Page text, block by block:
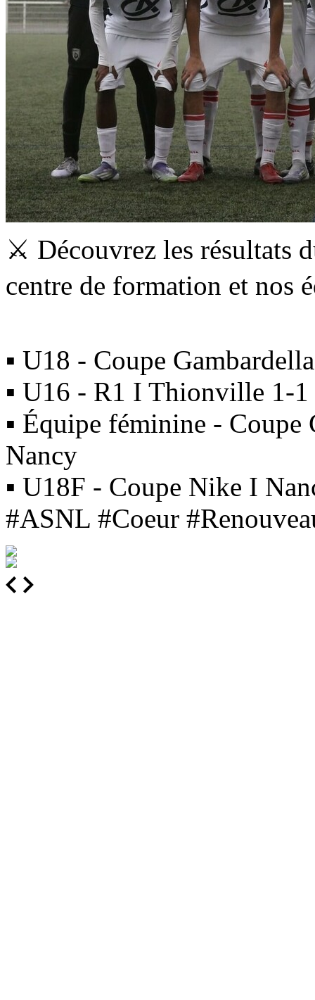
⚔️ Découvrez les résultats
centre de formation et nos
▪ U18 - Coupe
▪ U16 - R1 I Thionville 1-1
▪ Équipe féminine -
Nancy
▪ U18F - Coupe Nike I
#ASNL #Coeur